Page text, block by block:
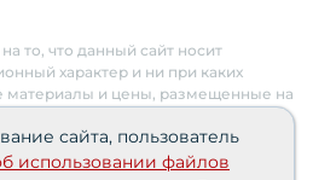
то, что данный сайт носит
характер и ни при каких
материалы и цены, размещенные на
офертой. Застройщик имеет
сайта, пользователь
использовании файлов